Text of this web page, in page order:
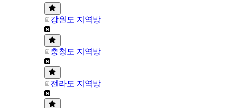
강원도 지역방
충청도 지역방
전라도 지역방